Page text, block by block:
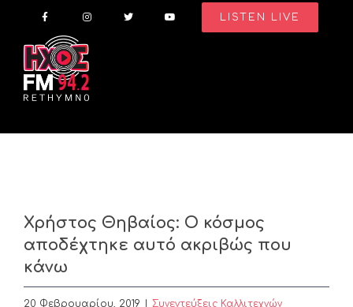
content
LISTEN LIVE
Χρήστος Θηβαίος: Ο κόσμος
αποδέχτηκε αυτό ακριβώς που
κάνω
20 Φεβρουαρίου, 2019 | Συνεντεύξεις Καλλιτεχνών